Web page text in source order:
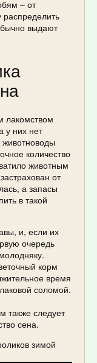
– от
распределить
выдают
лакомством
у них нет
количество
животным
от
а запасы
в такой
и, если их
очередь
корм
время
соломой.
также следует
сена.
зимой